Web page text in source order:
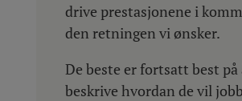
drive prestasjonene i
den retningen vi ønsker.
De beste er fortsatt best på
beskrive hvordan de vil